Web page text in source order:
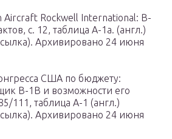
Aircraft Rockwell International: B-
с. 12, таблица A-1a. (англ.)
Архивировано 24 июня
США по бюджету:
B-1B и возможности его
111, таблица А-1 (англ.)
Архивировано 24 июня